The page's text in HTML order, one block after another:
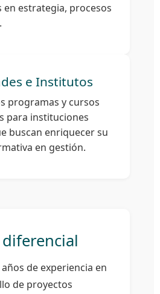
en estrategia, procesos
e Institutos
programas y cursos
para instituciones
buscan enriquecer su
en gestión.
de experiencia en
de proyectos